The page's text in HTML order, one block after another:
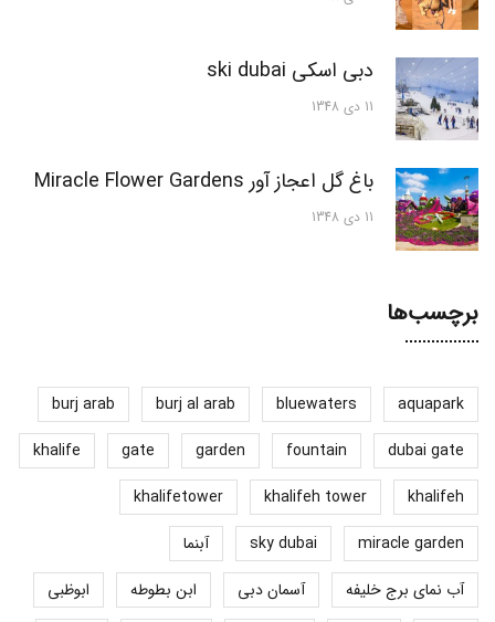
دبی اسکی ski dubai
11 دی 1348
باغ گل اعجاز آور Miracle Flower Gardens
11 دی 1348
برچسب‌ها
aquapark
bluewaters
burj al arab
burj arab
dubai gate
fountain
garden
gate
khalife
khalifeh
khalifeh tower
khalifetower
miracle garden
sky dubai
آبنما
آب نمای برج خلیفه
آسمان دبی ابن بطوطه
ابوظبی